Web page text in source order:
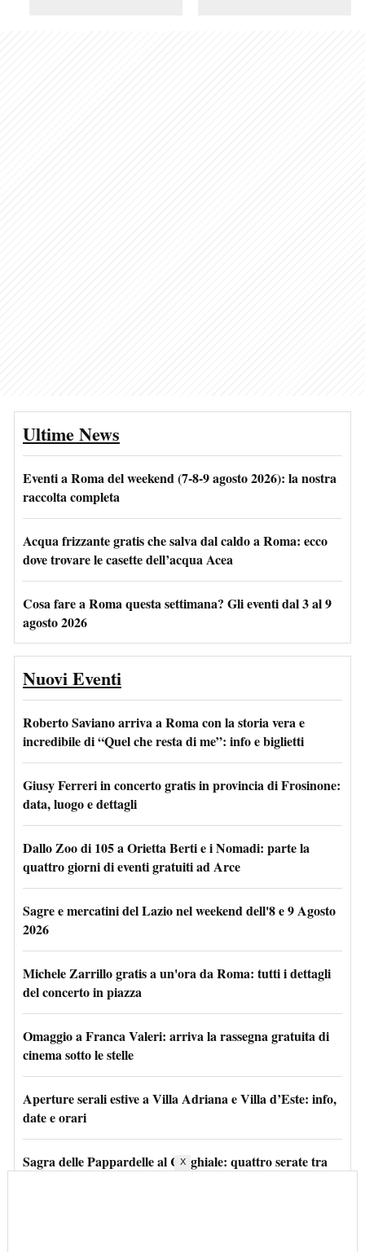
Ultime News
Eventi a Roma del weekend (7-8-9 agosto 2026): la nostra
raccolta completa
Acqua frizzante gratis che salva dal caldo a Roma: ecco
dove trovare le casette dell’acqua Acea
Cosa fare a Roma questa settimana? Gli eventi dal 3 al 9
agosto 2026
Nuovi Eventi
Roberto Saviano arriva a Roma con la storia vera e
incredibile di “Quel che resta di me”: info e biglietti
Giusy Ferreri in concerto gratis in provincia di Frosinone:
data, luogo e dettagli
Dallo Zoo di 105 a Orietta Berti e i Nomadi: parte la
quattro giorni di eventi gratuiti ad Arce
Sagre e mercatini del Lazio nel weekend dell'8 e 9 Agosto
2026
Michele Zarrillo gratis a un'ora da Roma: tutti i dettagli
del concerto in piazza
Omaggio a Franca Valeri: arriva la rassegna gratuita di
cinema sotto le stelle
Aperture serali estive a Villa Adriana e Villa d’Este: info,
date e orari
Sagra delle Pappardelle al Cinghiale: quattro serate tra
X